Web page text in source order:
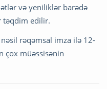
və yeniliklər barədə
təqdim edilir.
rəqəmsal imza ilə 12-
çox müəssisənin